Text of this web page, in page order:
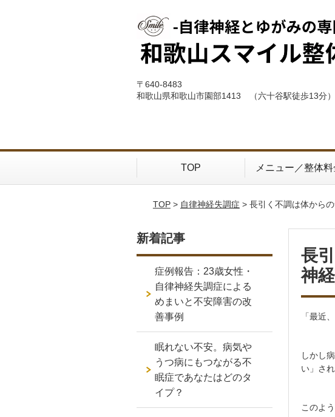
〒640-8483
和歌山県和歌山市園部1413 （六十谷駅徒歩13分）
TOP メニュー／整体料
TOP> 自律神経失調症 > 長引く不調は体から
長
神
「最近
しかし
い」さ
このよ
新着記事
症例報告：23歳女性・
自律神経失調症による
めまいと不安障害の改
善事例
眠れない不安。病気や
うつ病にもつながる不
眠症であなたはどのタ
イプ？